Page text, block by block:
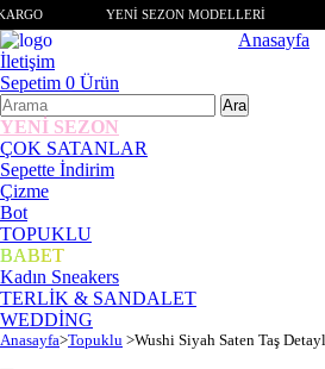
YENİ SEZON MODELLERİ
Anasayfa
İletişim
Sepetim 0 Ürün
YENİ SEZON
ÇOK SATANLAR
Sepette İndirim
Çizme
Bot
TOPUKLU
BABET
Kadın Sneakers
TERLİK & SANDALET
WEDDİNG
Anasayfa>Topuklu >Wushi Siyah Saten Taş